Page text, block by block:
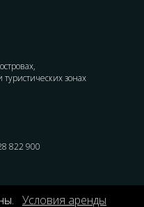
туристических зонах
822 900
Условия аренды